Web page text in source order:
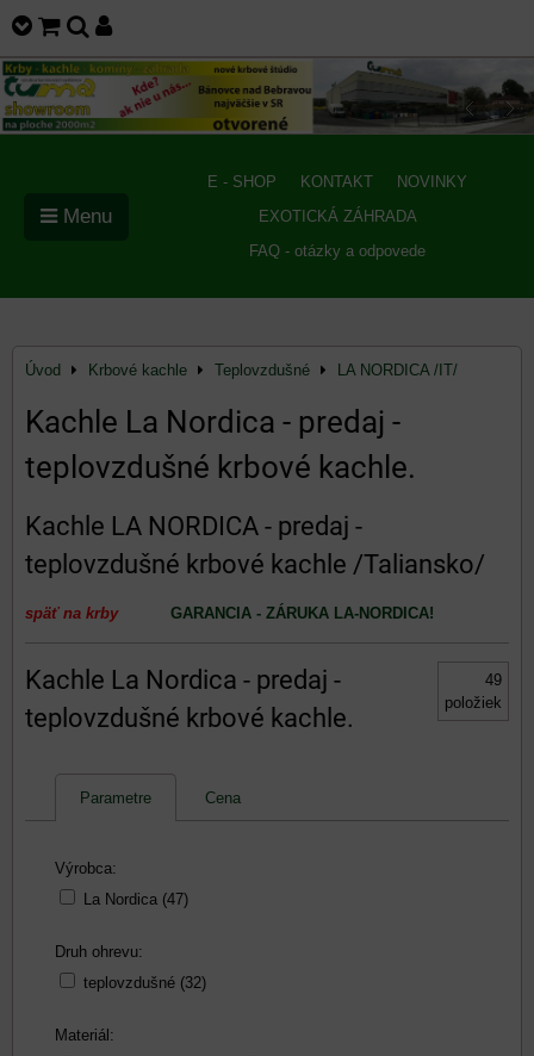
E - SHOP KONTAKT
NOVINKY
EXOTICKÁ ZÁHRADA
FAQ - otázky a odpovede
Menu
Úvod Krbové kachle Teplovzdušné LA NORDICA /IT/
Kachle La Nordica - predaj -
teplovzdušné krbové kachle.
Kachle LA NORDICA - predaj -
teplovzdušné krbové kachle /Taliansko/
späť na krby GARANCIA - ZÁRUKA LA-NORDICA!
Kachle La Nordica - predaj -
teplovzdušné krbové kachle.
49
položiek
Parametre Cena
Výrobca:
La Nordica (47)
Druh ohrevu:
teplovzdušné (32)
Materiál: